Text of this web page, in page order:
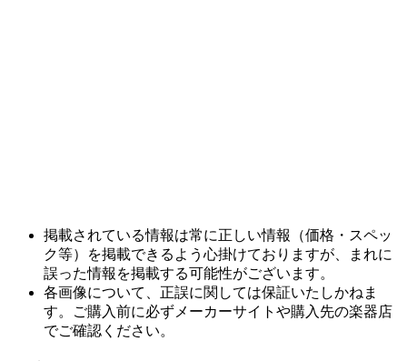
掲載されている情報は常に正しい情報（価格・スペッ
ク等）を掲載できるよう心掛けておりますが、まれに
誤った情報を掲載する可能性がございます。
各画像について、正誤に関しては保証いたしかねま
す。ご購入前に必ずメーカーサイトや購入先の楽器店
でご確認ください。